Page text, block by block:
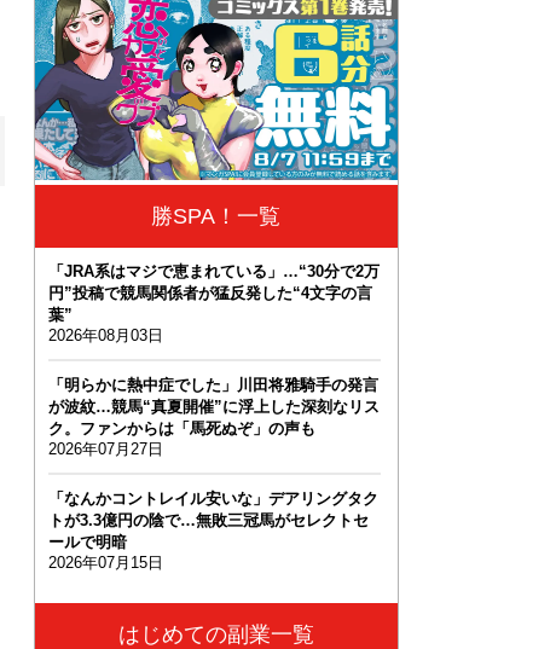
勝SPA！一覧
「JRA系はマジで恵まれている」…“30分で2万
円”投稿で競馬関係者が猛反発した“4文字の言
葉”
2026年08月03日
「明らかに熱中症でした」川田将雅騎手の発言
が波紋…競馬“真夏開催”に浮上した深刻なリス
ク。ファンからは「馬死ぬぞ」の声も
2026年07月27日
「なんかコントレイル安いな」デアリングタク
トが3.3億円の陰で…無敗三冠馬がセレクトセ
ールで明暗
2026年07月15日
はじめての副業一覧